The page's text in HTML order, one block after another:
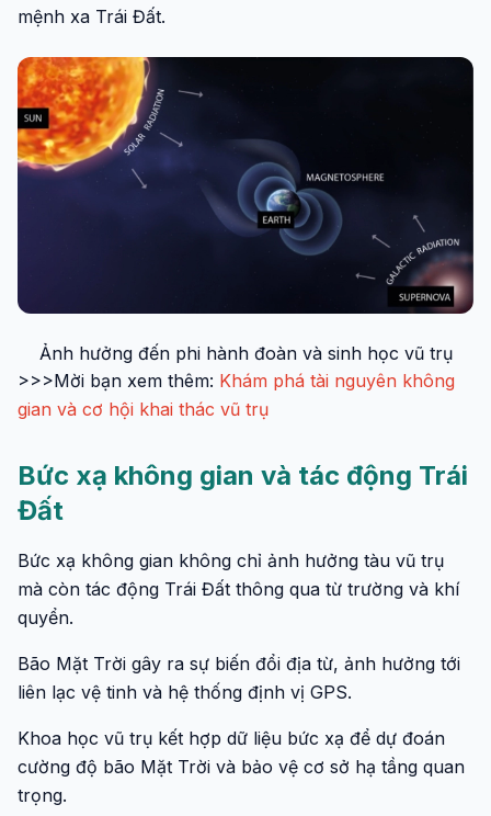
mệnh xa Trái Đất.
Ảnh hưởng đến phi hành đoàn và sinh học vũ trụ
>>>Mời bạn xem thêm: Khám phá tài nguyên không
gian và cơ hội khai thác vũ trụ
Bức xạ không gian và tác động Trái
Đất
Bức xạ không gian không chỉ ảnh hưởng tàu vũ trụ
mà còn tác động Trái Đất thông qua từ trường và khí
quyển.
Bão Mặt Trời gây ra sự biến đổi địa từ, ảnh hưởng tới
liên lạc vệ tinh và hệ thống định vị GPS.
Khoa học vũ trụ kết hợp dữ liệu bức xạ để dự đoán
cường độ bão Mặt Trời và bảo vệ cơ sở hạ tầng quan
trọng.